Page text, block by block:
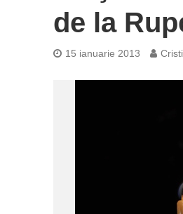
de la
15 ianuarie 2013